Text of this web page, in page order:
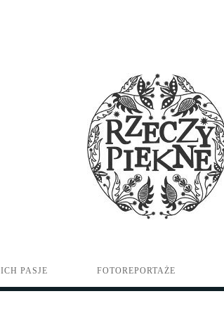
PASJE FOTOREPORTAŻE